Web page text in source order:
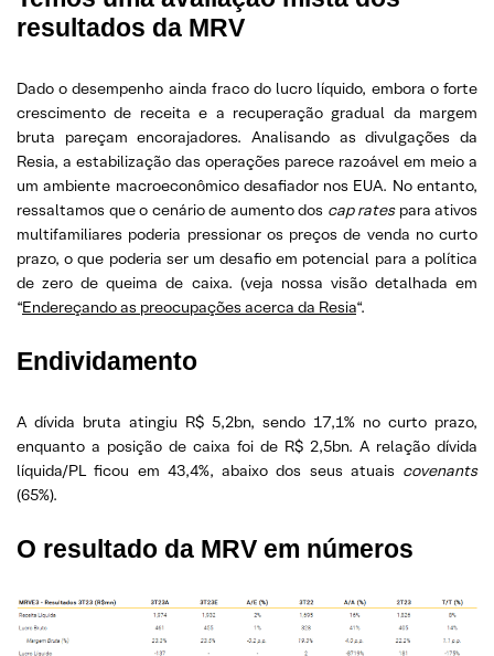
resultados da MRV
Dado o desempenho ainda fraco do lucro líquido, embora o forte
crescimento de receita e a recuperação gradual da margem
bruta pareçam encorajadores. Analisando as divulgações da
Resia, a estabilização das operações parece razoável em meio a
um ambiente macroeconômico desafiador nos EUA. No entanto,
ressaltamos que o cenário de aumento dos cap ratespara ativos
multifamiliares poderia pressionar os preços de venda no curto
prazo, o que poderia ser um desafio em potencial para a política
de zero de queima de caixa. (veja nossa visão detalhada em
“Endereçando as preocupações acerca da Resia“.
Endividamento
A dívida bruta atingiu R$ 5,2bn, sendo 17,1% no curto prazo,
enquanto a posição de caixa foi de R$ 2,5bn. A relação dívida
líquida/PL ficou em 43,4%, abaixo dos seus atuais covenants
(65%).
O resultado da MRV em números